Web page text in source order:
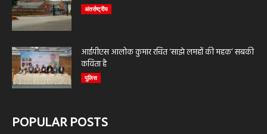
अंतर्राष्ट्रीय
आईपीएस आलोक कुमार रचित ‘साझे लमहों की महक’ सबकी
कविता है
पुलिस
POPULAR POSTS